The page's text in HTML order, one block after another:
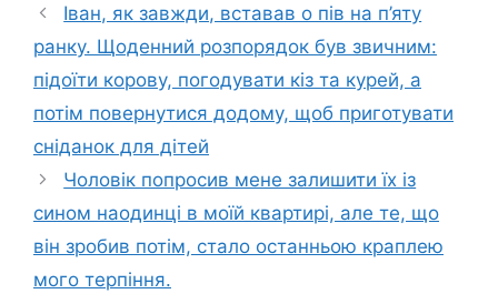
Іван, як завжди, вставав о пів на п’яту
ранку. Щоденний розпорядок був звичним:
підоїти корову, погодувати кіз та курей, а
потім повернутися додому, щоб приготувати
сніданок для дітей
Чоловік попросив мене залишити їх із
сином наодинці в моїй квартирі, але те, що
він зробив потім, стало останньою краплею
мого терпіння.